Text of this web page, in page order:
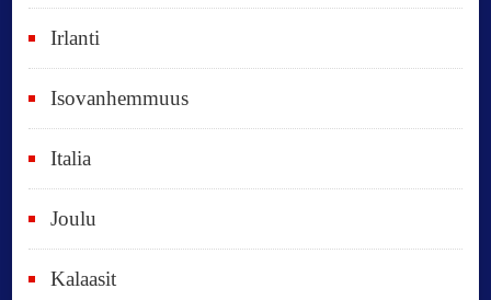
o
e
t
,
i
Irlanti
Isovanhemmuus
Italia
Joulu
Kalaasit